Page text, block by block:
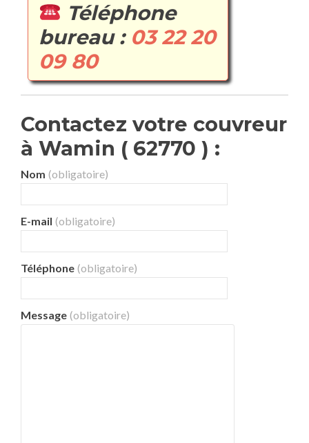
Téléphone
bureau : 03 22 20
09 80
Contactez votre couvreur
à Wamin ( 62770 ) :
Nom (obligatoire)
E-mail (obligatoire)
Téléphone (obligatoire)
Message (obligatoire)